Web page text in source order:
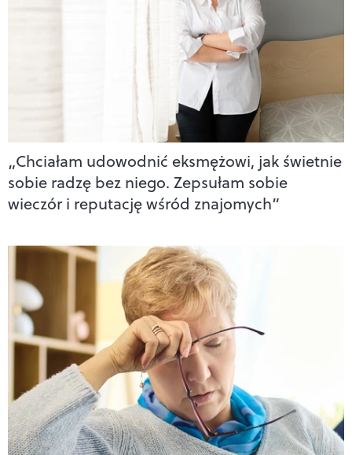
„Chciałam udowodnić eksmężowi, jak świetnie
sobie radzę bez niego. Zepsułam sobie
wieczór i reputację wśród znajomych”